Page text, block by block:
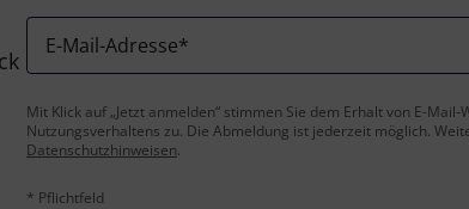
E-Mail-Adresse*
Mit Klick auf „Jetzt anmelden“ stimmen Sie dem Erhalt von E-
Nutzungsverhaltens zu. Die Abmeldung ist jederzeit möglich.
Datenschutzhinweisen.
* Pflichtfeld